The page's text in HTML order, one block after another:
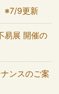
※7/9更新
易展 開催の
ンスのご案